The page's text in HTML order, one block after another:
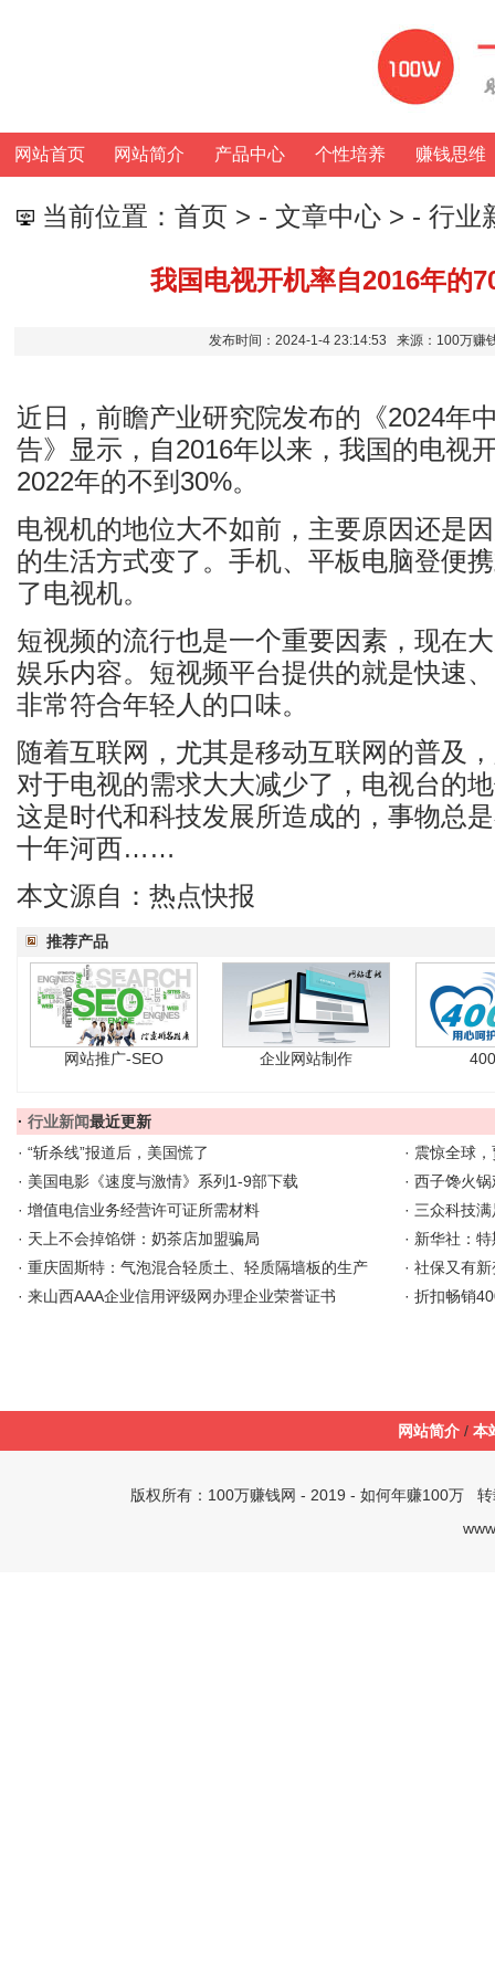
网站首页 网站简介 产品中心 个性培养 赚钱思维
当前位置： 首页 > - 文章中心 > - 行业
我国电视开机率自2016年的
发布时间：2024-1-4 23:14:53 来源：100万
近日，前瞻产业研究院发布的《2024年
告》显示，自2016年以来，我国的电视
2022年的不到30%。
电视机的地位大不如前，主要原因还是
的生活方式变了。手机、平板电脑登便
了电视机。
短视频的流行也是一个重要因素，现在
娱乐内容。短视频平台提供的就是快速
非常符合年轻人的口味。
随着互联网，尤其是移动互联网的普及
对于电视的需求大大减少了，电视台的
这是时代和科技发展所造成的，事物总
十年河西……
本文源自：热点快报
推荐产品
网站推广-SEO 企业网站制作
· 行业新闻最近更新
· “斩杀线”报道后，美国慌了 · 震惊全球，
· 美国电影《速度与激情》系列1-9部下载 · 西子馋火
· 增值电信业务经营许可证所需材料 · 三众科技
· 天上不会掉馅饼：奶茶店加盟骗局 · 新华社：
· 重庆固斯特：气泡混合轻质土、轻质隔墙板的生产 · 社保又有
· 来山西AAA企业信用评级网办理企业荣誉证书 · 折扣畅销
网站简介 / 本
版权所有： 100万赚钱网 - 2019 -如何年赚100万 转